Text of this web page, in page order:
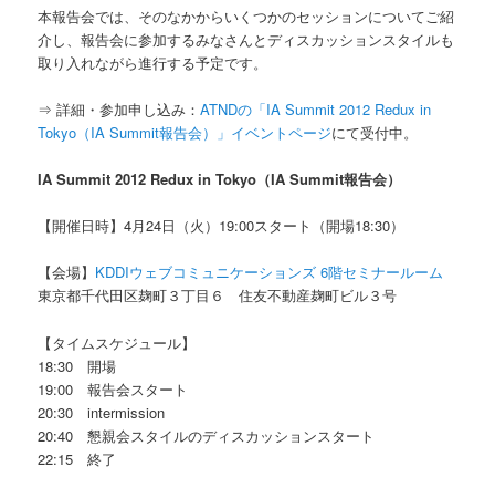
本報告会では、そのなかからいくつかのセッションについてご紹
介し、報告会に参加するみなさんとディスカッションスタイルも
取り入れながら進行する予定です。
⇒ 詳細・参加申し込み：ATNDの「IA Summit 2012 Redux in
Tokyo（IA Summit報告会）」イベントページにて受付中。
IA Summit 2012 Redux in Tokyo（IA Summit報告会）
【開催日時】4月24日（火）19:00スタート（開場18:30）
【会場】 KDDIウェブコミュニケーションズ 6階セミナールーム
東京都千代田区麹町３丁目６ 住友不動産麹町ビル３号
【タイムスケジュール】
18:30 開場
19:00 報告会スタート
20:30 intermission
20:40 懇親会スタイルのディスカッションスタート
22:15 終了